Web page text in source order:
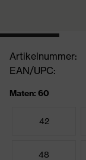
Artikelnummer:
EAN/UPC:
Maten: 60
42
48